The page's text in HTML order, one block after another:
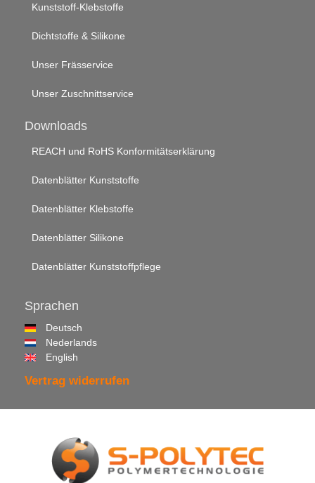
Kunststoff-Klebstoffe
Dichtstoffe & Silikone
Unser Frässervice
Unser Zuschnittservice
Downloads
REACH und RoHS Konformitätserklärung
Datenblätter Kunststoffe
Datenblätter Klebstoffe
Datenblätter Silikone
Datenblätter Kunststoffpflege
Sprachen
Deutsch
Nederlands
English
Vertrag widerrufen